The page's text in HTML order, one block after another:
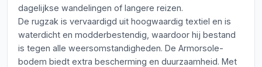
dagelijkse wandelingen of langere reizen.
De rugzak is vervaardigd uit hoogwaardig textiel en is
waterdicht en modderbestendig, waardoor hij bestand
is tegen alle weersomstandigheden. De Armorsole-
bodem biedt extra bescherming en duurzaamheid. Met